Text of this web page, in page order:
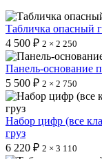
Табличка опасный
4 500 ₽ 2 × 2 250
Панель-основание
5 500 ₽ 2 × 2 750
Набор цифр (все
груз
6 220 ₽ 2 × 3 110